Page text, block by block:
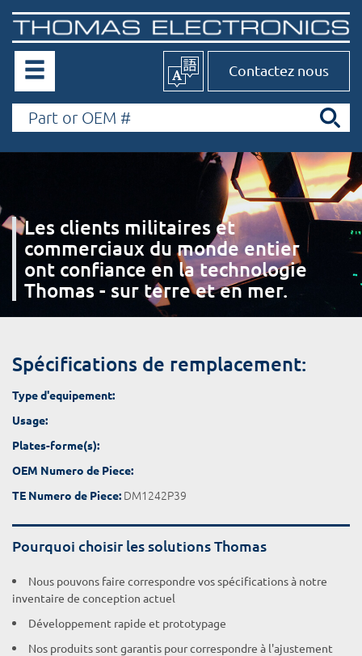
Contactez nous
Les clients militaires et
commerciaux du monde entier
ont confiance en la technologie
Thomas - sur terre et en mer.
Spécifications de remplacement:
Type d'equipement:
Usage:
Plates-forme(s):
OEM Numero de Piece:
TE Numero de Piece: DM1242P39
Pourquoi choisir les solutions Thomas
Nous pouvons faire correspondre vos spécifications à notre
inventaire de conception actuel
Développement rapide et prototypage
Nos produits sont garantis pour correspondre à l'ajustement